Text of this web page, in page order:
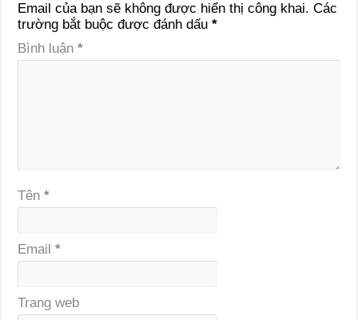
Email của bạn sẽ không được hiển thị công khai. Các
trường bắt buộc được đánh dấu*
Bình luận*
Tên*
Email*
Trang web